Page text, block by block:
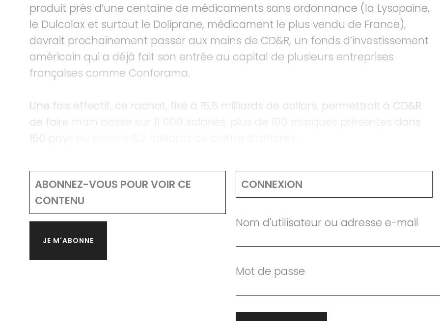
produit près d’une centaine de médicaments sans ordonnance (la Lysopaïne,
le Dulcolax et surtout le Doliprane, médicament le plus vendu de France),
devrait prochainement passer aux mains de CD&R, un fonds d’investissement
américain qui a déjà fait son entrée au capital de plusieurs entreprises
françaises comme Conforama.
Une fois effectif, ce rachat, fixé à 15,5 milliards de dollars, permettrait à CD&R
de faire main basse sur 11 000 salariés, plus de 100 marques présentes dans
150 pays ou encore 5,2 milliards de chiffre d’affaires…
ABONNEZ-VOUS POUR VOIR CE
CONTENU
JE M'ABONNE
CONNEXION
Nom d'utilisateur ou adresse e-mail
Mot de passe